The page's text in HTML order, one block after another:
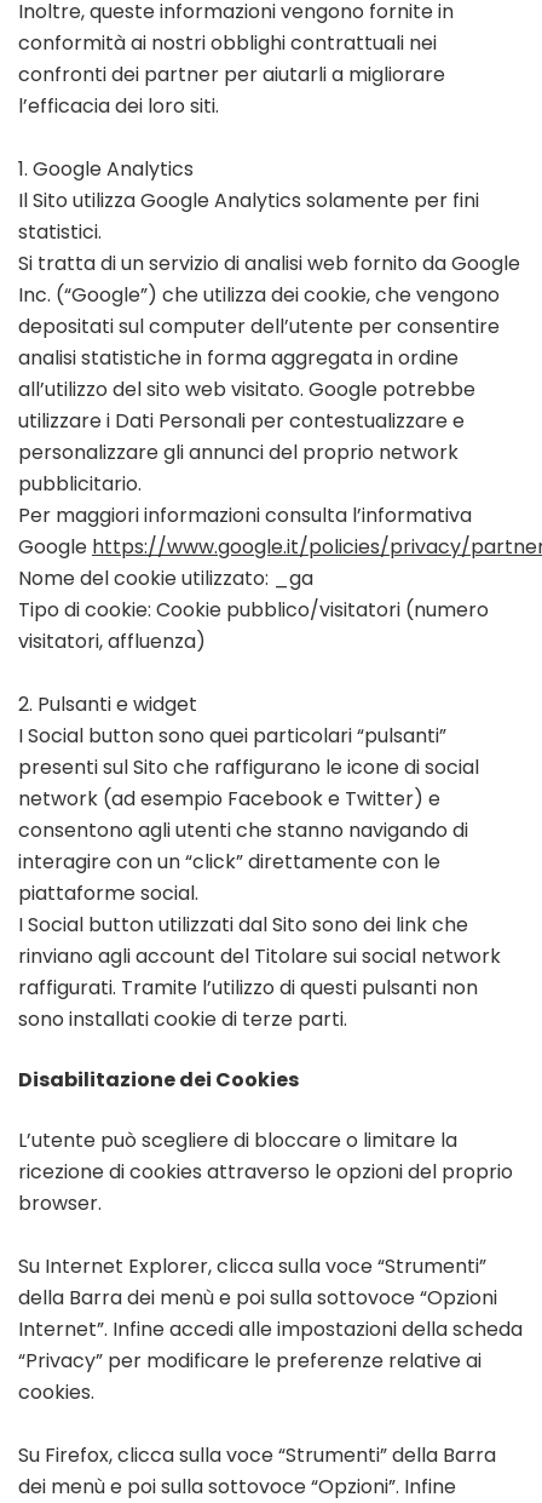
Inoltre, queste informazioni vengono fornite in
conformità ai nostri obblighi contrattuali nei
confronti dei partner per aiutarli a migliorare
l’efficacia dei loro siti.
1. Google Analytics
Il Sito utilizza Google Analytics solamente per fini
statistici.
Si tratta di un servizio di analisi web fornito da Google
Inc. (“Google”) che utilizza dei cookie, che vengono
depositati sul computer dell’utente per consentire
analisi statistiche in forma aggregata in ordine
all’utilizzo del sito web visitato. Google potrebbe
utilizzare i Dati Personali per contestualizzare e
personalizzare gli annunci del proprio network
pubblicitario.
Per maggiori informazioni consulta l’informativa
Google https://www.google.it/policies/privacy/
Nome del cookie utilizzato: _ga
Tipo di cookie: Cookie pubblico/visitatori (numero
visitatori, affluenza)
2. Pulsanti e widget
I Social button sono quei particolari “pulsanti”
presenti sul Sito che raffigurano le icone di social
network (ad esempio Facebook e Twitter) e
consentono agli utenti che stanno navigando di
interagire con un “click” direttamente con le
piattaforme social.
I Social button utilizzati dal Sito sono dei link che
rinviano agli account del Titolare sui social network
raffigurati. Tramite l’utilizzo di questi pulsanti non
sono installati cookie di terze parti.
Disabilitazione dei Cookies
L’utente può scegliere di bloccare o limitare la
ricezione di cookies attraverso le opzioni del proprio
browser.
Su Internet Explorer, clicca sulla voce “Strumenti”
della Barra dei menù e poi sulla sottovoce “Opzioni
Internet”. Infine accedi alle impostazioni della scheda
“Privacy” per modificare le preferenze relative ai
cookies.
Su Firefox, clicca sulla voce “Strumenti” della Barra
dei menù e poi sulla sottovoce “Opzioni”. Infine